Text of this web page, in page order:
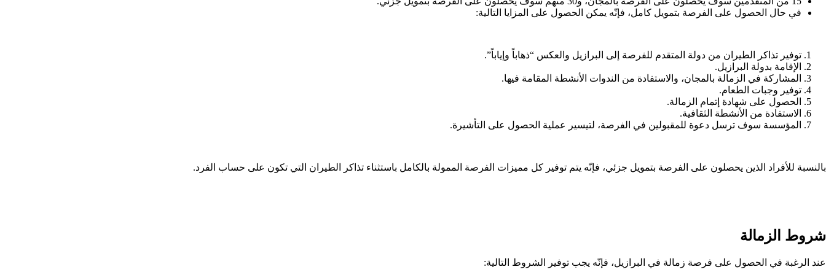
في حال الحصول على الفرصة بتمويل كامل، فإنّه يمكن الحصول على المزايا التالية:
توفير تذاكر الطيران من دولة المتقدم للفرصة إلى البرازيل والعكس “ذهاباً وإياباً”.
الإقامة بدولة البرازيل.
المشاركة في الزمالة بالمجان، والاستفادة من الندوات الأنشطة المقامة فيها.
توفير وجبات الطعام.
الحصول على شهادة إتمام الزمالة.
الاستفادة من الأنشطة الثقافية.
المؤسسة سوف ترسل دعوة للمقبولين في الفرصة، لتيسير عملية الحصول على التأشيرة.
بالنسبة للأفراد الذين يحصلون على الفرصة بتمويل جزئي، فإنّه يتم توفير كل مميزات الفرصة الممولة بالكامل باستثناء تذاكر الطيران التي تكون على حساب الفرد.
شروط الزمالة
عند الرغبة في الحصول على فرصة زمالة في البرازيل، فإنّه يجب توفير الشروط التالية: